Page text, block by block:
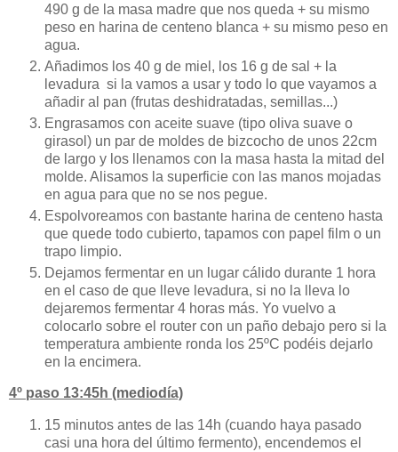
490 g de la masa madre que nos queda + su mismo
peso en harina de centeno blanca + su mismo peso en
agua.
Añadimos los 40 g de miel, los 16 g de sal + la
levadura si la vamos a usar y todo lo que vayamos a
añadir al pan (frutas deshidratadas, semillas...)
Engrasamos con aceite suave (tipo oliva suave o
girasol) un par de moldes de bizcocho de unos 22cm
de largo y los llenamos con la masa hasta la mitad del
molde. Alisamos la superficie con las manos mojadas
en agua para que no se nos pegue.
Espolvoreamos con bastante harina de centeno hasta
que quede todo cubierto, tapamos con papel film o un
trapo limpio.
Dejamos fermentar en un lugar cálido durante 1 hora
en el caso de que lleve levadura, si no la lleva lo
dejaremos fermentar 4 horas más. Yo vuelvo a
colocarlo sobre el router con un paño debajo pero si la
temperatura ambiente ronda los 25ºC podéis dejarlo
en la encimera.
4º paso 13:45h (mediodía)
15 minutos antes de las 14h (cuando haya pasado
casi una hora del último fermento), encendemos el